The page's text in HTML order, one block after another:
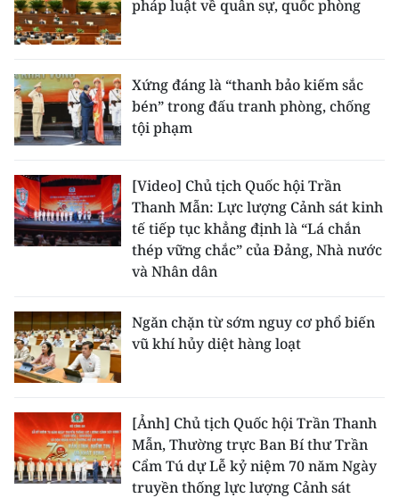
pháp luật về quân sự, quốc phòng
Xứng đáng là “thanh bảo kiếm sắc
bén” trong đấu tranh phòng, chống
tội phạm
[Video] Chủ tịch Quốc hội Trần
Thanh Mẫn: Lực lượng Cảnh sát kinh
tế tiếp tục khẳng định là “Lá chắn
thép vững chắc” của Đảng, Nhà nước
và Nhân dân
Ngăn chặn từ sớm nguy cơ phổ biến
vũ khí hủy diệt hàng loạt
[Ảnh] Chủ tịch Quốc hội Trần Thanh
Mẫn, Thường trực Ban Bí thư Trần
Cẩm Tú dự Lễ kỷ niệm 70 năm Ngày
truyền thống lực lượng Cảnh sát